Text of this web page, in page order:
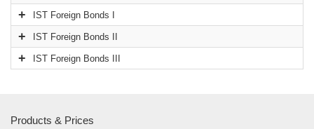
IST Foreign Bonds I
IST Foreign Bonds II
IST Foreign Bonds III
Products & Prices